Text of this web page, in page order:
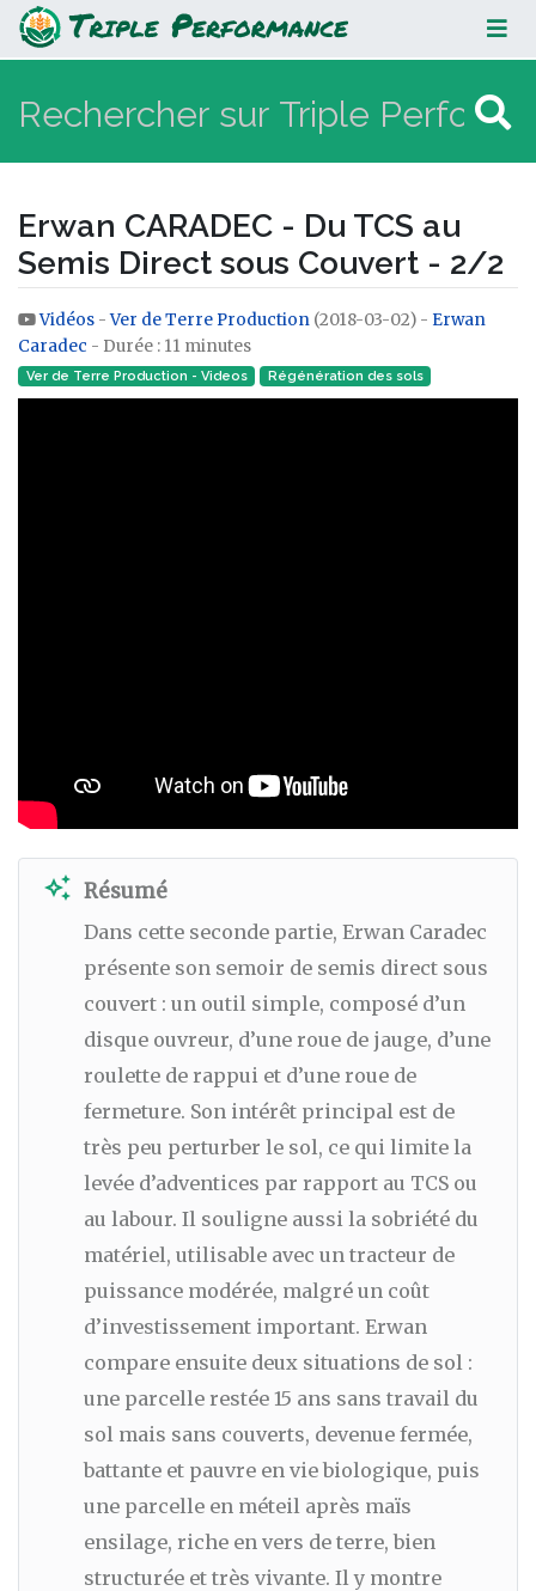
Erwan CARADEC - Du TCS au Semis
Direct sous Couvert - 2/2
Erwan CARADEC - Du TCS au
Semis Direct sous Couvert - 2/2
Aller à :navigation,rechercher
Vidéos -Ver de Terre Production (2018-03-02) - Erwan
Caradec - Durée : 11 minutes
Ver de Terre Production - Videos Régénération des sols
auto_awesome Résumé
Dans cette seconde partie, Erwan Caradec
présente son semoir de semis direct sous
couvert : un outil simple, composé d’un
disque ouvreur, d’une roue de jauge, d’une
roulette de rappui et d’une roue de
fermeture. Son intérêt principal est de
très peu perturber le sol, ce qui limite la
levée d’adventices par rapport au TCS ou
au labour. Il souligne aussi la sobriété du
matériel, utilisable avec un tracteur de
puissance modérée, malgré un coût
d’investissement important. Erwan
compare ensuite deux situations de sol :
une parcelle restée 15 ans sans travail du
sol mais sans couverts, devenue fermée,
battante et pauvre en vie biologique, puis
une parcelle en méteil après maïs
ensilage, riche en vers de terre, bien
structurée et très vivante. Il y montre